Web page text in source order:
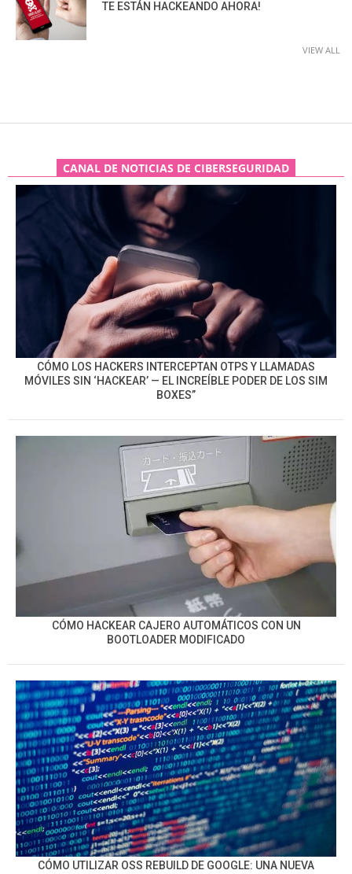
TE ESTÁN HACKEANDO AHORA!
VIEW ALL
CANAL DE NOTICIAS DE CIBERSEGURIDAD
CÓMO LOS HACKERS INTERCEPTAN OTPS Y LLAMADAS
MÓVILES SIN ‘HACKEAR’ — EL INCREÍBLE PODER DE LOS SIM
BOXES”
CÓMO HACKEAR CAJERO AUTOMÁTICOS CON UN
BOOTLOADER MODIFICADO
CÓMO UTILIZAR OSS REBUILD DE GOOGLE: UNA NUEVA